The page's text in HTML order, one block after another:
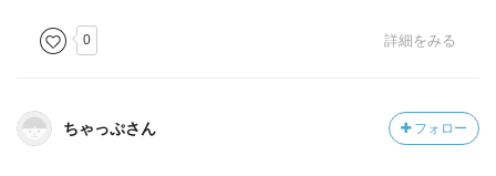
0 詳細をみる
ちゃっぷさん フォロー